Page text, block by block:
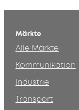
Märkte
Alle Märkte
Kommunikation
Industrie
Transport